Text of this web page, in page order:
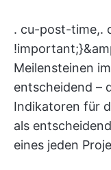
. cu-post-time,.
Meilensteinen
entscheidend –
Indikatoren für
als
eines jeden